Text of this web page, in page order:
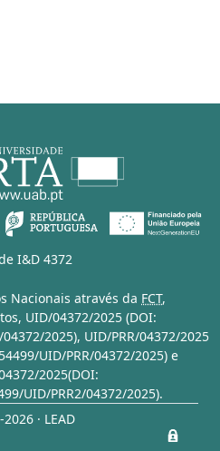
I&D 4372
Nacionais através da FCT,
UID/04372/2025 (DOI:
2025), UID/PRR/04372/2025
UID/PRR/04372/2025)e
2025(DOI:
UID/PRR2/04372/2025).
· LEAD